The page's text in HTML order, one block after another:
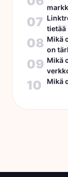
07 tietää
08 Mikä
on
09 Mikä
10 Mikä